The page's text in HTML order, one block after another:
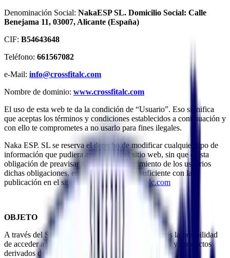
Denominación Social: NakaESP SL. Domicilio Social: Calle
Benejama 11, 03007, Alicante (España)
CIF: B54643648
Teléfono: 661567082
e-Mail: info@crossfitalc.com
Nombre de dominio: www.crossfitalc.com
El uso de esta web te da la condición de “Usuario”. Eso significa
que aceptas los términos y condiciones establecidos a continuación y
con ello te comprometes a no usarlo para fines ilegales.
Naka ESP. SL se reserva el derecho de modificar cualquier tipo de
información que pudiera aparecer en el sitio web, sin que exista
obligación de preavisar o poner en conocimiento de los usuarios
dichas obligaciones, entendiéndose como suficiente con la
publicación en el sitio web de www.crossfitalc.com
OBJETO
A través del Sitio Web, les ofrecemos a los Usuarios la posibilidad
de acceder a la información sobre nuestros servicios y productos
derivados del CrossFit.